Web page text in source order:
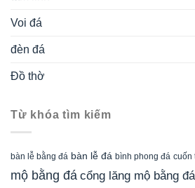
Voi đá
đèn đá
Đồ thờ
Từ khóa tìm kiếm
bàn lễ bằng đá bàn lễ đá bình phong đá cuốn
mộ bằng đá cổng lăng mộ bằng đá